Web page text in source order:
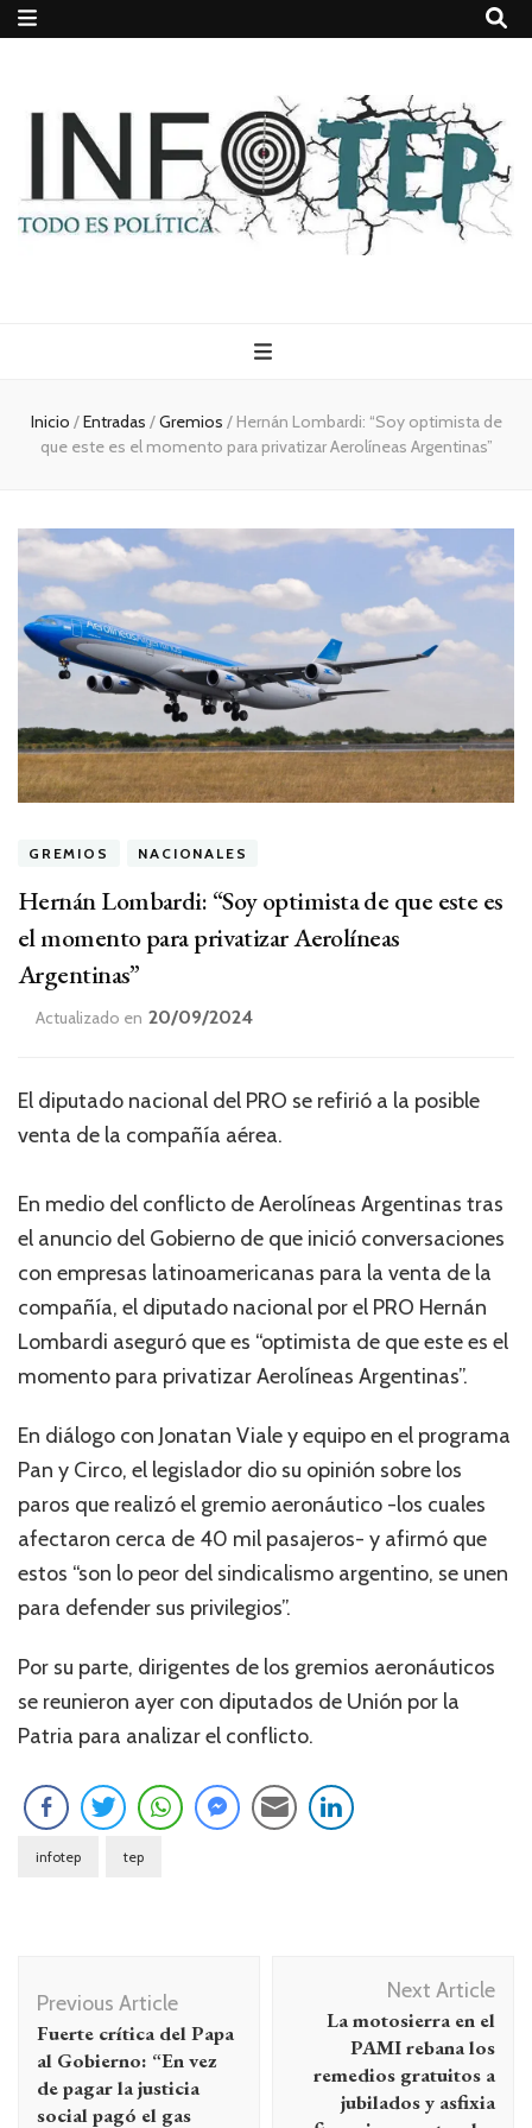
Todo es
(rosca)
política
Inicio /Entradas /Gremios / Hernán Lombardi: “Soy optimista de
que este es el momento para privatizar Aerolíneas Argentinas”
GREMIOS NACIONALES
Hernán Lombardi: “Soy optimista de que este es
el momento para privatizar Aerolíneas
Argentinas”
Actualizado en 20/09/2024
El diputado nacional del PRO se refirió a la posible
venta de la compañía aérea.
En medio del conflicto de Aerolíneas Argentinas tras
el anuncio del Gobierno de que inició conversaciones
con empresas latinoamericanas para la venta de la
compañía, el diputado nacional por el PRO Hernán
Lombardi aseguró que es “optimista de que este es el
momento para privatizar Aerolíneas Argentinas”.
En diálogo con Jonatan Viale y equipo en el programa
Pan y Circo, el legislador dio su opinión sobre los
paros que realizó el gremio aeronáutico -los cuales
afectaron cerca de 40 mil pasajeros- y afirmó que
estos “son lo peor del sindicalismo argentino, se unen
para defender sus privilegios”.
Por su parte, dirigentes de los gremios aeronáuticos
se reunieron ayer con diputados de Unión por la
Patria para analizar el conflicto.
infotep tep
de
entradas
Previous Article
Fuerte crítica del Papa
al Gobierno: “En vez
de pagar la justicia
social pagó el gas
Next Article
La motosierra en el
PAMI rebana los
remedios gratuitos a
jubilados y asfixia